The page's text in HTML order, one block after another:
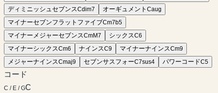
ディミニッシュセブンスCdim7 オーギュメント Caug
マイナーセブンフラットファイブCm7b5
マイナーメジャーセブンスCmM7 シックスC6
マイナーシックスCm6 ナインスC9 マイナーナインスCm9
メジャーナインスCmaj9 セブンサスフォーC7sus4 パワーコードC5
コード
C / E / GC